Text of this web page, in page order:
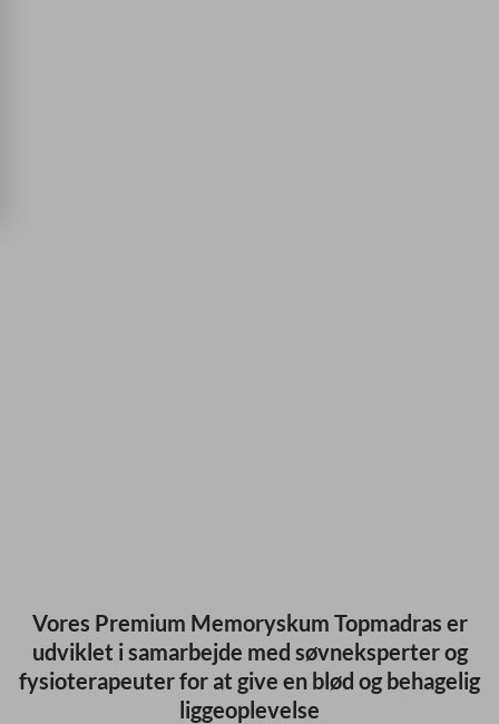
Vores Premium Memoryskum Topmadras er
udviklet i samarbejde med søvneksperter og
fysioterapeuter for at give en blød og behagelig
liggeoplevelse